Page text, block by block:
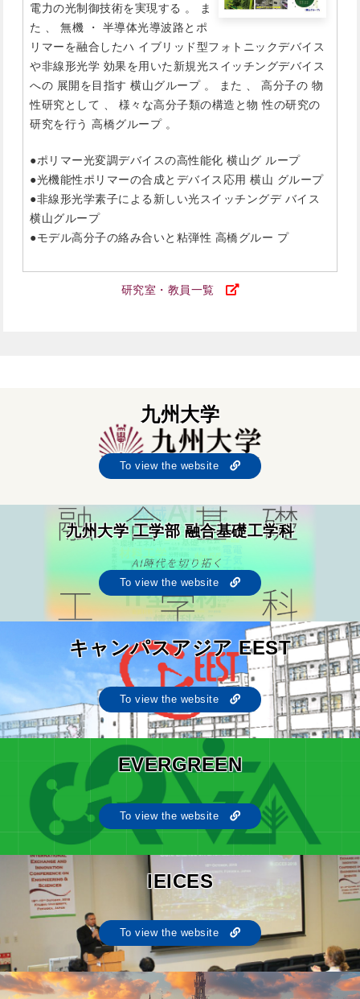
電力の光制御技術を実現する 。 ま
た 、 無機 ・ 半導体光導波路とポ
リマーを融合したハ イブリッド型フォトニックデバイス
や非線形光学 効果を用いた新規光スイッチングデバイス
への 展開を目指す 横山グループ 。 また 、 高分子の 物
性研究として 、 様々な高分子類の構造と物 性の研究の
研究を行う 高橋グループ 。
●ポリマー光変調デバイスの高性能化 横山グ ループ
●光機能性ポリマーの合成とデバイス応用 横山 グループ
●非線形光学素子による新しい光スイッチングデ バイス
横山グループ
●モデル高分子の絡み合いと粘弾性 高橋グルー プ
研究室・教員一覧
九州大学
To view the website
九州大学 工学部 融合基礎工学科
To view the website
キャンパスアジア EEST
To view the website
EVERGREEN
To view the website
IEICES
To view the website